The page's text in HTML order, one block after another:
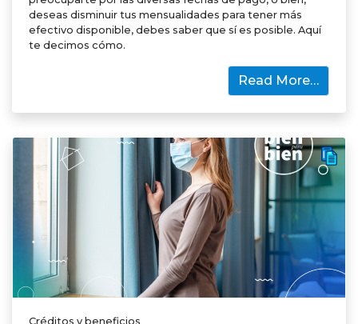
deseas disminuir tus mensualidades para tener más
efectivo disponible, debes saber que sí es posible. Aquí
te decimos cómo.
Read More…
Créditos y beneficios